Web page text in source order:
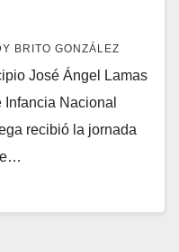
BRITO GONZÁLEZ
José Ángel Lamas
Nacional
recibió la jornada